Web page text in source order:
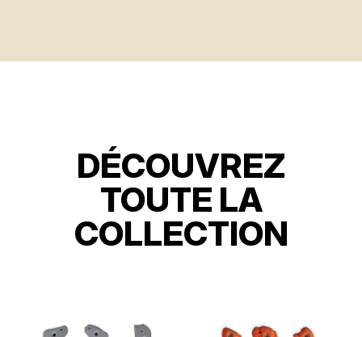
DÉCOUVREZ
TOUTE LA
COLLECTION